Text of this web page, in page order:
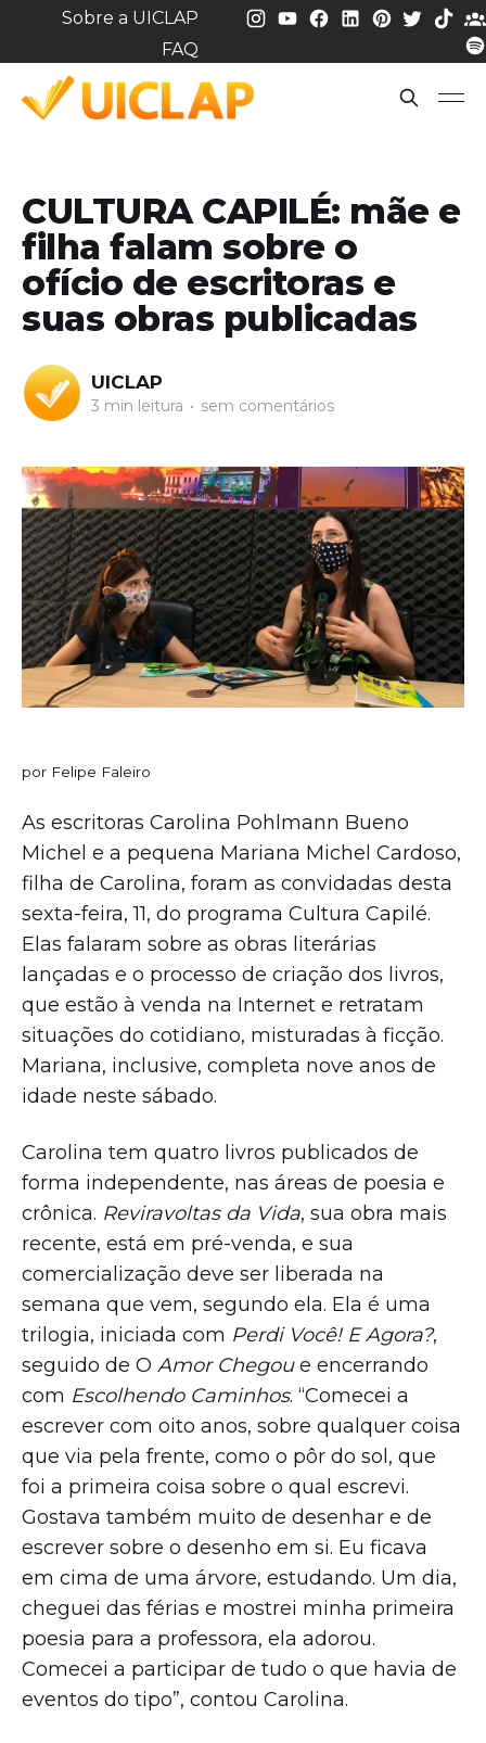
Sobre a UICLAP
FAQ
CULTURA CAPILÉ: mãe e
filha falam sobre o
ofício de escritoras e
suas obras publicadas
UICLAP
3 min leitura • sem comentários
por Felipe Faleiro
As escritoras Carolina Pohlmann Bueno
Michel e a pequena Mariana Michel Cardoso,
filha de Carolina, foram as convidadas desta
sexta-feira, 11, do programa Cultura Capilé.
Elas falaram sobre as obras literárias
lançadas e o processo de criação dos livros,
que estão à venda na Internet e retratam
situações do cotidiano, misturadas à ficção.
Mariana, inclusive, completa nove anos de
idade neste sábado.
Carolina tem quatro livros publicados de
forma independente, nas áreas de poesia e
crônica. Reviravoltas da Vida, sua obra mais
recente, está em pré-venda, e sua
comercialização deve ser liberada na
semana que vem, segundo ela. Ela é uma
trilogia, iniciada com Perdi Você! E Agora?,
seguido de O Amor Chegoue encerrando
com Escolhendo Caminhos. “Comecei a
escrever com oito anos, sobre qualquer coisa
que via pela frente, como o pôr do sol, que
foi a primeira coisa sobre o qual escrevi.
Gostava também muito de desenhar e de
escrever sobre o desenho em si. Eu ficava
em cima de uma árvore, estudando. Um dia,
cheguei das férias e mostrei minha primeira
poesia para a professora, ela adorou.
Comecei a participar de tudo o que havia de
eventos do tipo”, contou Carolina.